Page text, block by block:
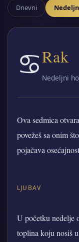
Dnevni
♋Rak
Nedeljni
Ova sedmica
povežeš sa onim
pojačava
LJUBAV
U početku nedelje
toplina koju nosiš